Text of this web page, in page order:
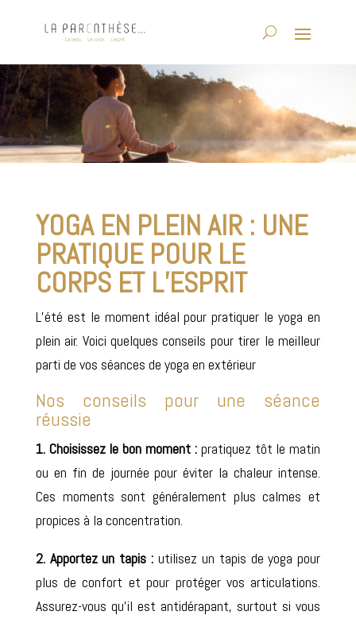
YOGA EN PLEIN AIR : UNE
PRATIQUE POUR LE
CORPS ET L’ESPRIT
L’été est le moment idéal pour pratiquer le yoga en
plein air. Voici quelques conseils pour tirer le meilleur
parti de vos séances de yoga en extérieur
Nos conseils pour une séance
réussie
1. Choisissez le bon moment :pratiquez tôt le matin
ou en fin de journée pour éviter la chaleur intense.
Ces moments sont généralement plus calmes et
propices à la concentration.
2. Apportez un tapis : utilisez un tapis de yoga pour
plus de confort et pour protéger vos articulations.
Assurez-vous qu’il est antidérapant, surtout si vous